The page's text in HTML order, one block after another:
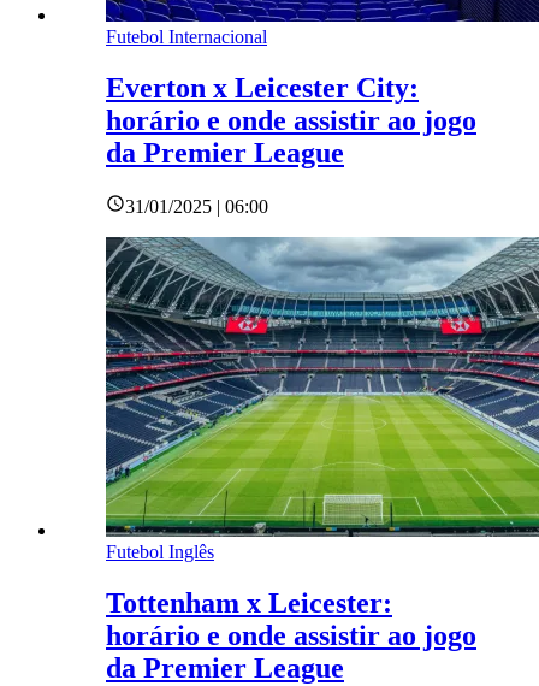
Futebol Internacional
Everton x Leicester City:
horário e onde assistir ao jogo
da Premier League
31/01/2025 | 06:00
Futebol Inglês
Tottenham x Leicester:
horário e onde assistir ao jogo
da Premier League